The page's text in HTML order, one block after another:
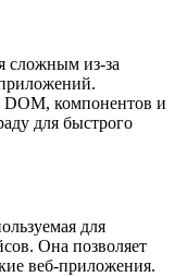
сложным из-за
компонентов и
для быстрого
для
Она позволяет
веб-приложения.